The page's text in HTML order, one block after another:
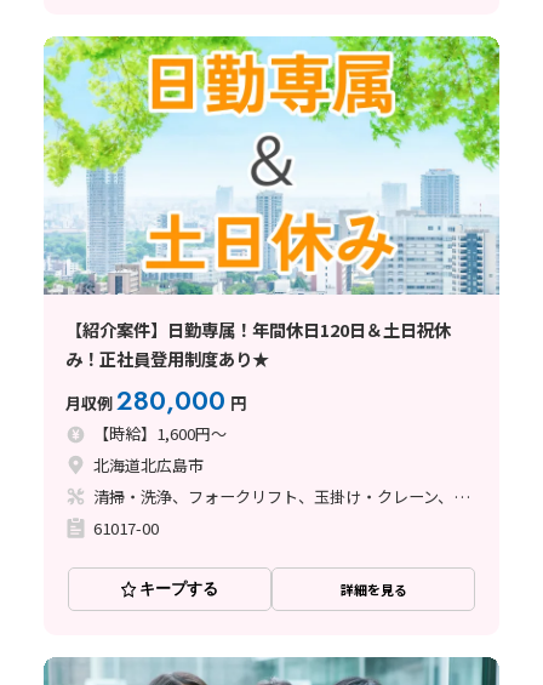
【紹介案件】日勤専属！年間休日120日＆土日祝休
み！正社員登用制度あり★
月収例280,000 円
【時給】1,600円～
北海道北広島市
清掃・洗浄、フォークリフト、玉掛け・クレーン、塗装、その他
61017-00
キープする 詳細を見る